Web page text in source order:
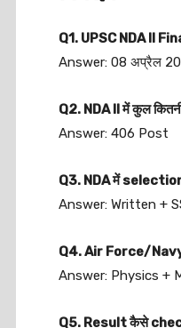
Q1. UPSC NDA II
Answer: 08 अप्रैल
Q2. NDA II में कुल
Answer: 406 Post
Q3. NDA में selection
Answer: Written +
Q4. Air Force/Navy
Answer: Physics +
Q5. Result कैसे